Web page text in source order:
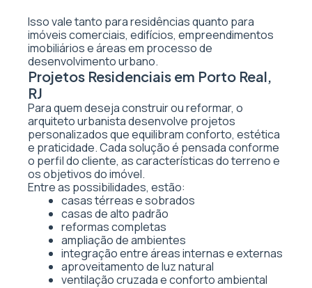
Isso vale tanto para residências quanto para
imóveis comerciais, edifícios, empreendimentos
imobiliários e áreas em processo de
desenvolvimento urbano.
Projetos Residenciais em Porto Real,
RJ
Para quem deseja construir ou reformar, o
arquiteto urbanista desenvolve projetos
personalizados que equilibram conforto, estética
e praticidade. Cada solução é pensada conforme
o perfil do cliente, as características do terreno e
os objetivos do imóvel.
Entre as possibilidades, estão:
casas térreas e sobrados
casas de alto padrão
reformas completas
ampliação de ambientes
integração entre áreas internas e externas
aproveitamento de luz natural
ventilação cruzada e conforto ambiental